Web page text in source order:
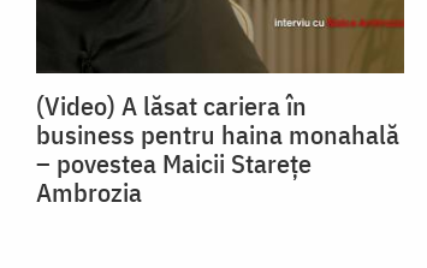
(Video) A lăsat cariera în
business pentru haina monahală
– povestea Maicii Starețe
Ambrozia